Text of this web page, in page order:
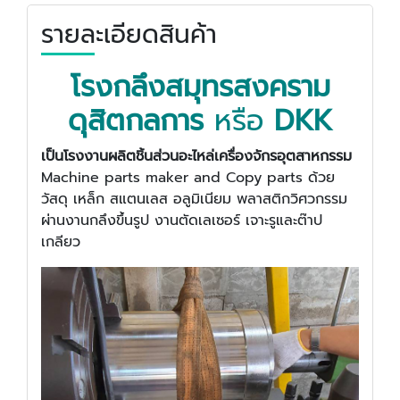
รายละเอียดสินค้า
โรงกลึงสมุทรสงคราม
ดุสิตกลการ หรือ DKK
เป็นโรงงานผลิตชิ้นส่วนอะไหล่เครื่องจักรอุตสาหกรรม
Machine parts maker and Copy parts ด้วย
วัสดุ เหล็ก สแตนเลส อลูมิเนียม พลาสติกวิศวกรรม
ผ่านงานกลึงขึ้นรูป งานตัดเลเซอร์ เจาะรูและต๊าป
เกลียว